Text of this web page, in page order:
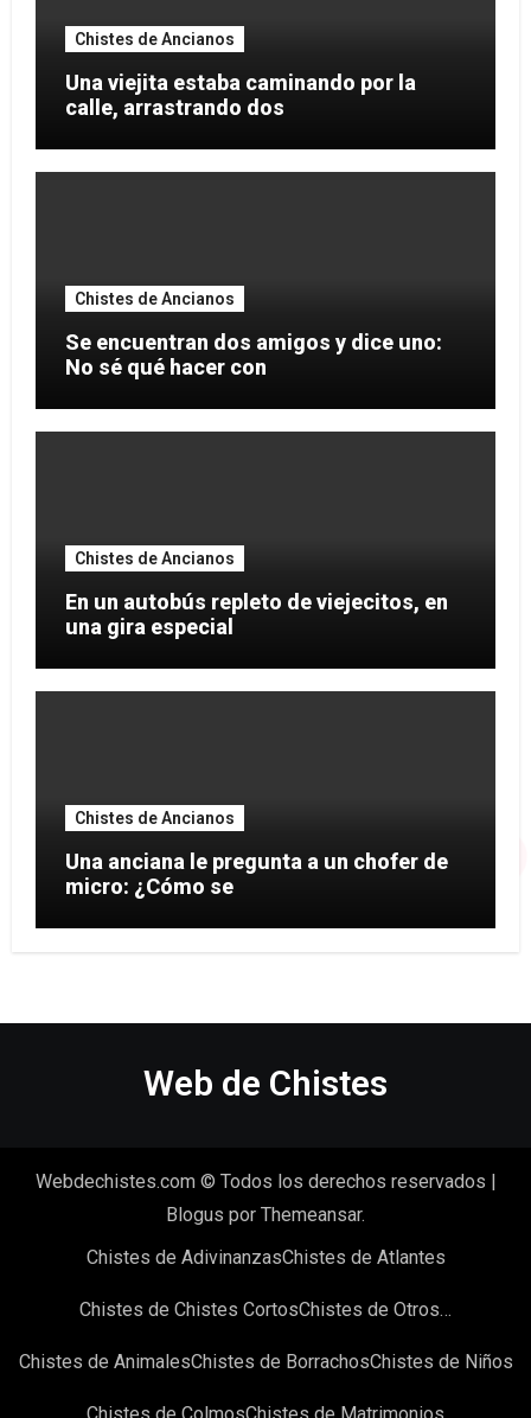
Chistes de Ancianos
Una viejita estaba caminando por la
calle, arrastrando dos
Chistes de Ancianos
Se encuentran dos amigos y dice uno:
No sé qué hacer con
Chistes de Ancianos
En un autobús repleto de viejecitos, en
una gira especial
Chistes de Ancianos
Una anciana le pregunta a un chofer de
micro: ¿Cómo se
Web de Chistes
Webdechistes.com © Todos los derechos reservados
Blogus por Themeansar.
Chistes de AdivinanzasChistes de Atlantes
Chistes de Chistes CortosChistes de Otros…
Chistes de AnimalesChistes de BorrachosChistes de Niños